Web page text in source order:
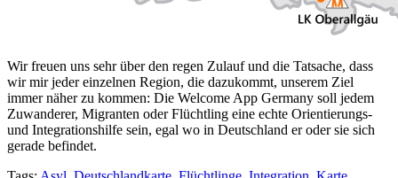
Wir freuen uns sehr über den regen Zulauf und die Tatsache, dass
wir mir jeder einzelnen Region, die dazukommt, unserem Ziel
immer näher zu kommen: Die Welcome App Germany soll jedem
Zuwanderer, Migranten oder Flüchtling eine echte Orientierungs-
und Integrationshilfe sein, egal wo in Deutschland er oder sie sich
gerade befindet.